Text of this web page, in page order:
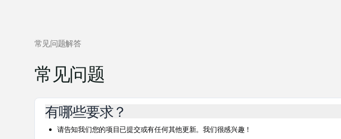
常见问题解答
常见问题
有哪些要求？
请告知我们您的项目已提交或有任何其他更新。我们很感兴趣！